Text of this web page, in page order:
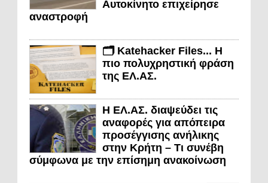
Αυτοκίνητο επιχείρησε
αναστροφή
🗂️ Katehacker Files... Η
πιο πολυχρηστική φράση
της ΕΛ.ΑΣ.
Η ΕΛ.ΑΣ. διαψεύδει τις
αναφορές για απόπειρα
προσέγγισης ανήλικης
στην Κρήτη – Τι συνέβη
σύμφωνα με την επίσημη ανακοίνωση